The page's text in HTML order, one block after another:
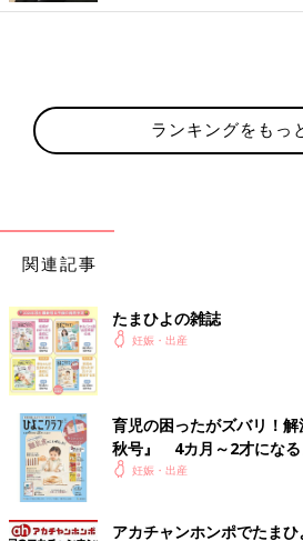
ランキングをもっ
関連記事
たまひよの雑誌
妊娠・出産
育児の困ったがズバリ！
秋号』 4カ月～2才になる
いっぱい！
妊娠・出産
アカチャンホンポでたま